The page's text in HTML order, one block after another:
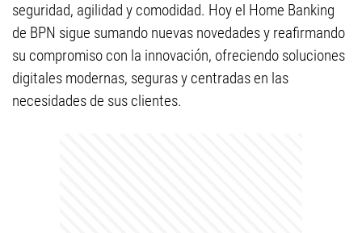
seguridad, agilidad y comodidad. Hoy el Home Banking
de BPN sigue sumando nuevas novedades y reafirmando
su compromiso con la innovación, ofreciendo soluciones
digitales modernas, seguras y centradas en las
necesidades de sus clientes.